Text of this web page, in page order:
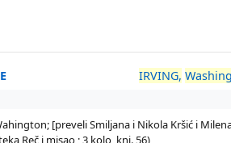
IRVING,
[preveli Smiljana i Nikola Kršić i
Reč i misao ; 3 kolo, knj. 56)